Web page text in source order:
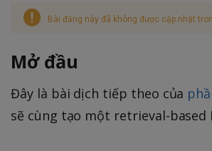
Bài đăng này đã không được cập nhật
Mở đầu
Đây là bài dịch tiếp theo của
sẽ cùng tạo một retrieval-based